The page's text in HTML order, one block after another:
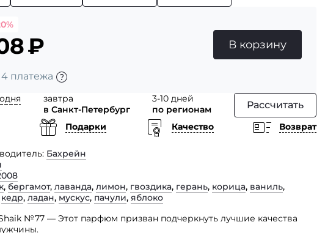
₽
4 платежа
В корзину
завтра
в Санкт-Петербург
3-10 дней
по регионам
Рассчитать
Подарки Качество
Возврат
Бахрейн
, бергамот, лаванда, лимон, гвоздика, герань, корица, ваниль,
кедр, ладан, мускус, пачули, яблоко
№77 — Этот парфюм призван подчеркнуть лучшие качества